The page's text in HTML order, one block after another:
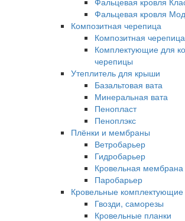
Фальцевая кровля
Композитная черепица
Композитная
Комплектующие для
черепицы
Утеплитель для крыши
Базальтовая вата
Минеральная вата
Пенопласт
Пеноплэкс
Плёнки и мембраны
Ветробарьер
Гидробарьер
Кровельная мембрана
Паробарьер
Кровельные комплектующие
Гвозди, саморезы
Кровельные планки